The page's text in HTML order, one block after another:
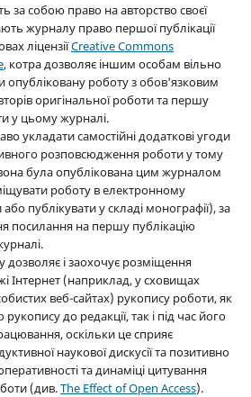
за собою право на авторство своєї
журналу право першої публікації
ліцензіїCreative Commons
, котра дозволяє іншим особам вільно
опубліковану роботу з обов'язковим
оригінальної роботи та першу
у цьому журналі.
укладати самостійні додаткові угоди
розповсюдження роботи у тому
була опублікована цим журналом
роботу в електронному
публікувати у складі монографії), за
посилання на першу публікацію
дозволяє і заохочує розміщення
Інтернет (наприклад, у сховищах
веб-сайтах) рукопису роботи, як
до редакції, так і під час його
оскільки це сприяє
наукової дискусії та позитивно
та динаміці цитування
(див.The Effect of Open Access).